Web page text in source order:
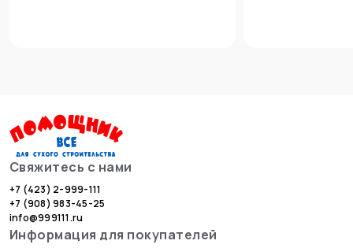
Свяжитесь с нами
+7 (423) 2-999-111
+7 (908) 983-45-25
info@999111.ru
Информация для покупателей